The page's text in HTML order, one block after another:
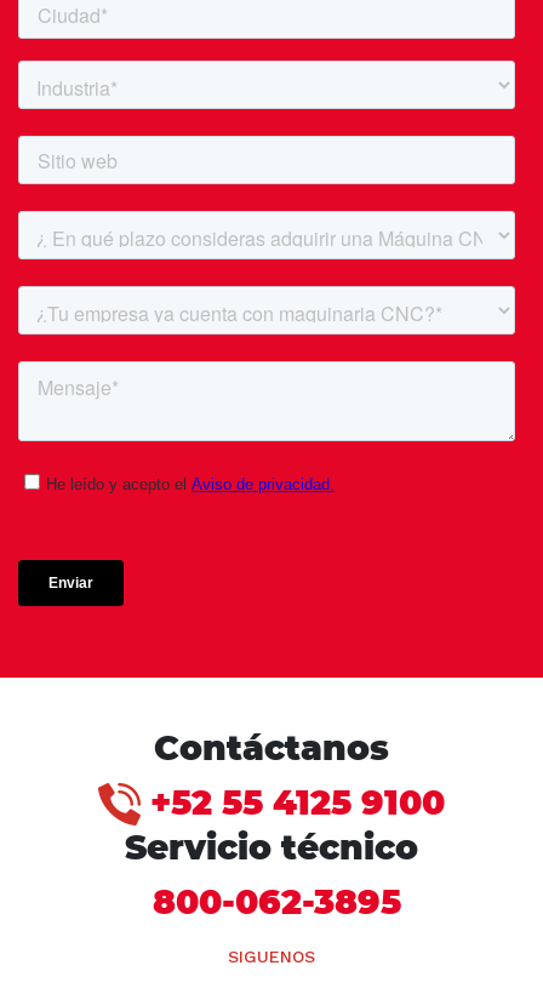
Contáctanos
+52 55 4125 9100
Servicio técnico
800-062-3895
SIGUENOS